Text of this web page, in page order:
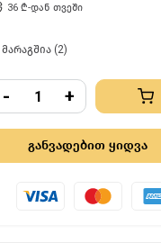
36 ₾-დან თვეში
მარაგშია (2)
- +